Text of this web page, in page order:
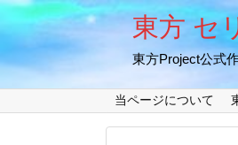
東方 セ
東方Project公式
当ページについて